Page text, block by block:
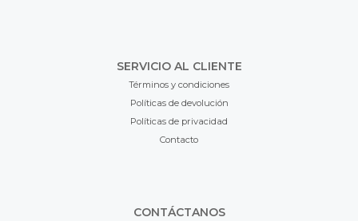
SERVICIO AL CLIENTE
Términos y condiciones
Políticas de devolución
Políticas de privacidad
Contacto
CONTÁCTANOS